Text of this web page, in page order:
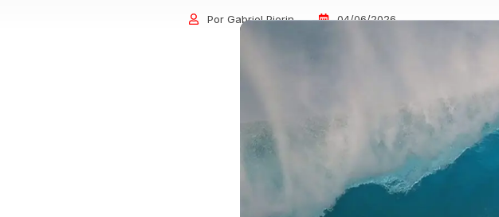
Por Gabriel Pierin 04/06/2026